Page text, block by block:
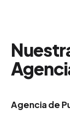
Agencia de